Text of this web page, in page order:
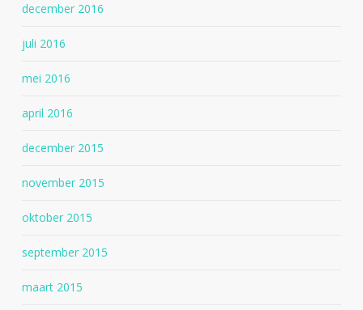
december 2016
juli 2016
mei 2016
april 2016
december 2015
november 2015
oktober 2015
september 2015
maart 2015